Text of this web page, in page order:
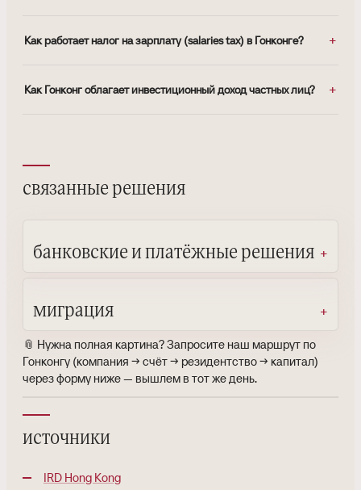
Как работает налог на зарплату (salaries tax) в Гонконге?
Как Гонконг облагает инвестиционный доход частных лиц?
связанные решения
банковские и платёжные решения
миграция
📎 Нужна полная картина? Запросите наш маршрут по
Гонконгу (компания → счёт → резидентство → капитал)
через форму ниже — вышлем в тот же день.
источники
IRD Hong Kong